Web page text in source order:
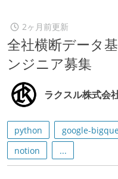
2ヶ月前更新
全社横断データ
ンジニア募集
ラクスル株式会
python google-
notion
...